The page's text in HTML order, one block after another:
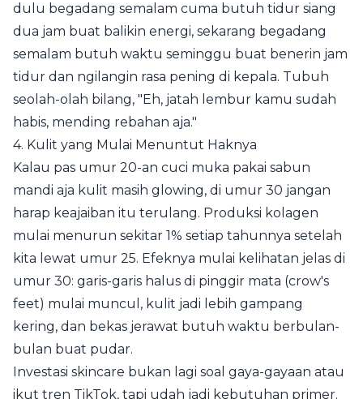
dulu begadang semalam cuma butuh tidur siang
dua jam buat balikin energi, sekarang begadang
semalam butuh waktu seminggu buat benerin jam
tidur dan ngilangin rasa pening di kepala. Tubuh
seolah-olah bilang, "Eh, jatah lembur kamu sudah
habis, mending rebahan aja."
4. Kulit yang Mulai Menuntut Haknya
Kalau pas umur 20-an cuci muka pakai sabun
mandi aja kulit masih glowing, di umur 30 jangan
harap keajaiban itu terulang. Produksi kolagen
mulai menurun sekitar 1% setiap tahunnya setelah
kita lewat umur 25. Efeknya mulai kelihatan jelas di
umur 30: garis-garis halus di pinggir mata (crow's
feet) mulai muncul, kulit jadi lebih gampang
kering, dan bekas jerawat butuh waktu berbulan-
bulan buat pudar.
Investasi skincare bukan lagi soal gaya-gayaan atau
ikut tren TikTok, tapi udah jadi kebutuhan primer.